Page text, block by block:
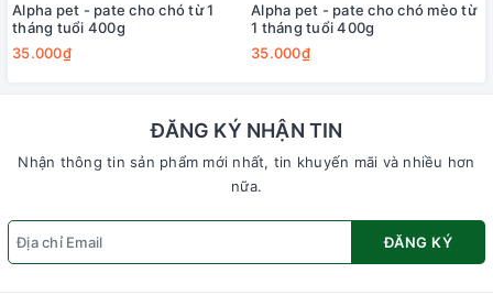
Alpha pet - pate cho chó từ 1
tháng tuổi 400g
35.000₫
Alpha pet - pate cho chó mèo từ
1 tháng tuổi 400g
35.000₫
ĐĂNG KÝ NHẬN TIN
Nhận thông tin sản phẩm mới nhất, tin khuyến mãi và nhiều hơn
nữa.
ĐĂNG KÝ